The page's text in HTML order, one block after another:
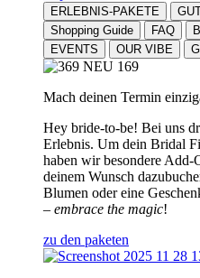
ERLEBNIS-PAKETE
Shopping Guide
FAQ
EVENTS
OUR VIBE
Mach deinen Termin
Hey bride-to-be! Bei uns
Erlebnis. Um dein Bridal
haben wir besondere
deinem Wunsch
Blumen oder eine
– embrace the magic!
zu den paketen